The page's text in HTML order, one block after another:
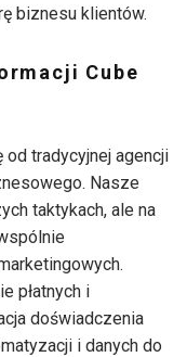
biznesu klientów.
Cube
od tradycyjnej agencji
Nasze
taktykach, ale na
płatnych i
doświadczenia
i danych do